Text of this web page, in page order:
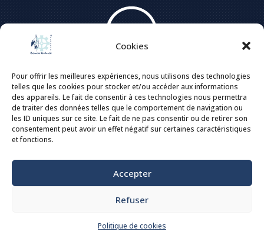
Cookies
Pour offrir les meilleures expériences, nous utilisons des technologies
telles que les cookies pour stocker et/ou accéder aux informations
des appareils. Le fait de consentir à ces technologies nous permettra
de traiter des données telles que le comportement de navigation ou
les ID uniques sur ce site. Le fait de ne pas consentir ou de retirer son
consentement peut avoir un effet négatif sur certaines caractéristiques
et fonctions.
Accepter
Refuser
Politique de cookies
©2023. Amicale des retraités Stellantis Mulhouse
Mentions légales
Statuts de l’association